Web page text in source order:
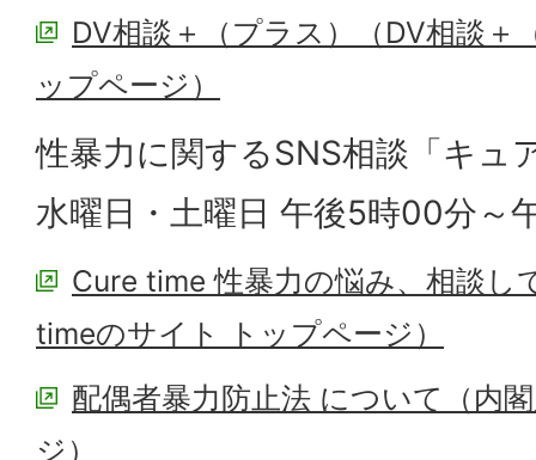
DV相談＋（プラス）（DV相談＋
ップページ）
性暴力に関するSNS相談「キュ
水曜日・土曜日 午後5時00分～
Cure time 性暴力の悩み、相談し
timeのサイト トップページ）
配偶者暴力防止法 について（内
ジ）